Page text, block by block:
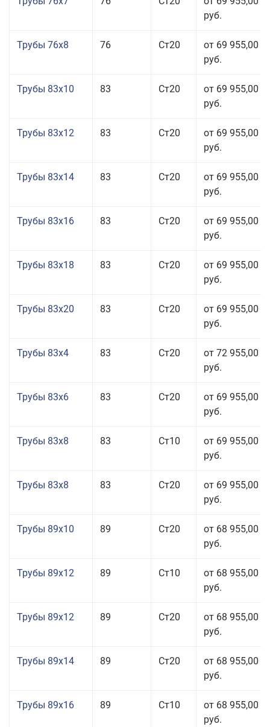
руб.
Трубы 76x8 76 Ст20
от 69 955,00
руб.
Трубы 83x10 83 Ст20
от 69 955,00
руб.
Трубы 83x12 83 Ст20
от 69 955,00
руб.
Трубы 83x14 83 Ст20
от 69 955,00
руб.
Трубы 83x16 83 Ст20
от 69 955,00
руб.
Трубы 83x18 83 Ст20
от 69 955,00
руб.
Трубы 83x20 83 Ст20
от 69 955,00
руб.
Трубы 83x4 83 Ст20
от 72 955,00
руб.
Трубы 83x6 83 Ст20
от 69 955,00
руб.
Трубы 83x8 83 Ст10
от 69 955,00
руб.
Трубы 83x8 83 Ст20
от 69 955,00
руб.
Трубы 89x10 89 Ст20
от 68 955,00
руб.
Трубы 89x12 89 Ст10
от 68 955,00
руб.
Трубы 89x12 89 Ст20
от 68 955,00
руб.
Трубы 89x14 89 Ст20
от 68 955,00
руб.
Трубы 89x16 89 Ст10
от 68 955,00
руб.